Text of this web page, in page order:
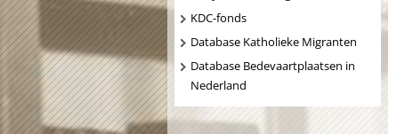
KDC-fonds
Database Katholieke Migranten
Database Bedevaartplaatsen in
Nederland